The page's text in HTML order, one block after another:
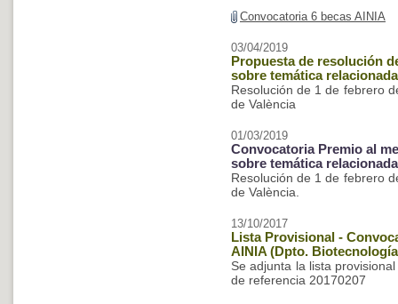
Convocatoria 6 becas AINIA
03/04/2019
Propuesta de resolución
sobre temática
Resolución de 1 de febrero
de València
01/03/2019
Convocatoria Premio al
sobre temática
Resolución de 1 de febrero
de València.
13/10/2017
Lista Provisional -
AINIA (Dpto.
Se adjunta la lista
de referencia 20170207